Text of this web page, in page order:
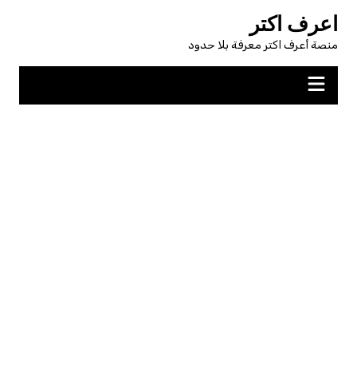
المحتوى
اعرف اكتر
منصة أعرف اكتر معرفة بلا حدود